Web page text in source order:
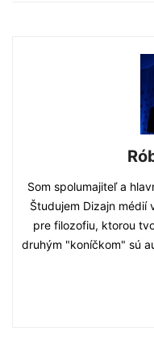
Som spolumajiteľ a
Študujem Dizajn médií
pre filozofiu, ktorou
druhým "koníčkom" sú